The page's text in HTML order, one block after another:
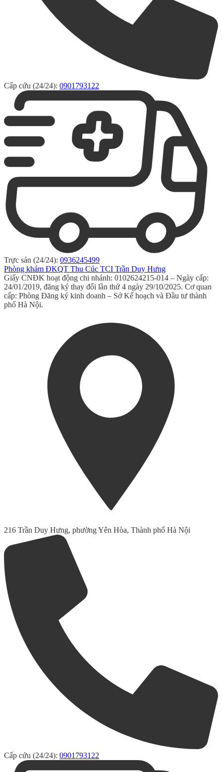
Cấp cứu (24/24): 0901793122
Trực sản (24/24): 0936245499
Phòng khám ĐKQT Thu Cúc TCI Trần Duy Hưng
Giấy CNĐK hoạt động chi nhánh: 0102624215-014 – Ngày cấp:
24/01/2019, đăng ký thay đổi lần thứ 4 ngày 29/10/2025. Cơ quan
cấp: Phòng Đăng ký kinh doanh – Sở Kế hoạch và Đầu tư thành
phố Hà Nội.
216 Trần Duy Hưng, phường Yên Hòa, Thành phố Hà Nội
Cấp cứu (24/24): 0901793122